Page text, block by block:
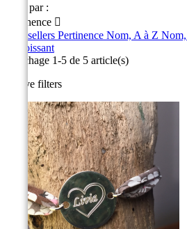
Trier par :
Pertinence 
Best sellers Pertinence Nom, A à Z
décroissant
Affichage 1-5 de 5 article(s)
Active filters